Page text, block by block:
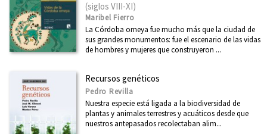
Administración pública
África
América Latina
Cataluña
(siglos VIII-XI)
Maribel Fierro
La Córdoba omeya fue mucho más que la ciudad de
sus grandes monumentos: fue el escenario de las vidas
de hombres y mujeres que construyeron ...
Recursos genéticos
Pedro Revilla
Nuestra especie está ligada a la biodiversidad de
plantas y animales terrestres y acuáticos desde que
nuestros antepasados recolectaban alim...